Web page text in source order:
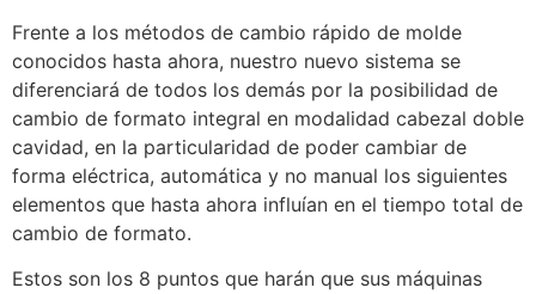
Frente a los métodos de cambio rápido de molde
conocidos hasta ahora, nuestro nuevo sistema se
diferenciará de todos los demás por la posibilidad de
cambio de formato integral en modalidad cabezal doble
cavidad, en la particularidad de poder cambiar de
forma eléctrica, automática y no manual los siguientes
elementos que hasta ahora influían en el tiempo total de
cambio de formato.
Estos son los 8 puntos que harán que sus máquinas